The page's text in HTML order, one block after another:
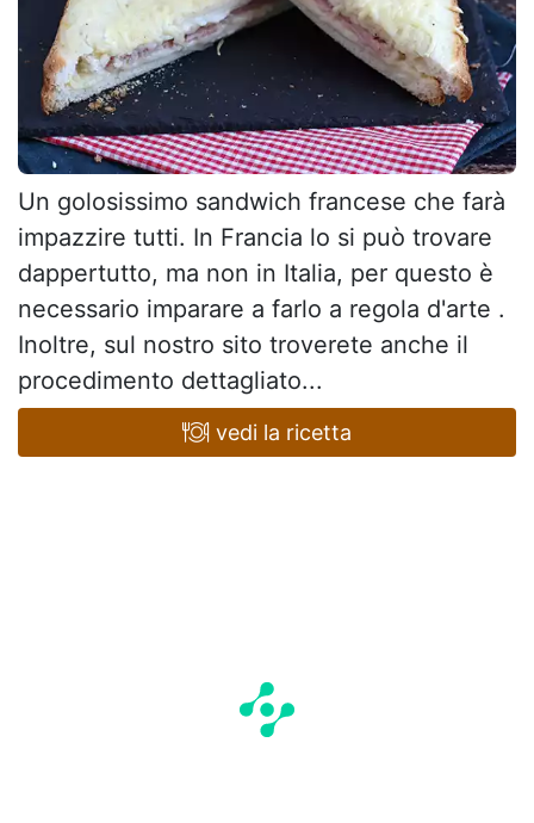
Un golosissimo sandwich francese che farà
impazzire tutti. In Francia lo si può trovare
dappertutto, ma non in Italia, per questo è
necessario imparare a farlo a regola d'arte .
Inoltre, sul nostro sito troverete anche il
procedimento dettagliato...
vedi la ricetta